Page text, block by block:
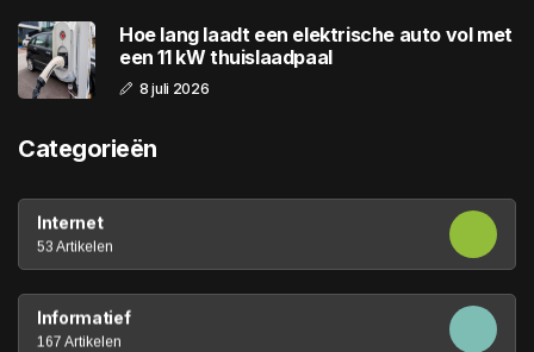
Hoe lang laadt een elektrische auto vol met
een 11 kW thuislaadpaal
8 juli 2026
Categorieën
Internet
53 Artikelen
Informatief
167 Artikelen